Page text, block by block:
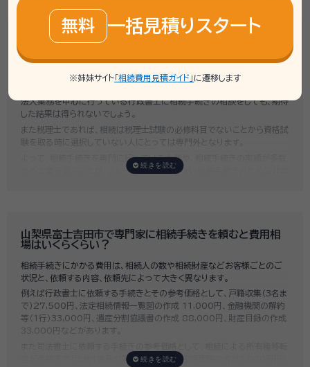
山梨県富士吉田市で専門家を選ぶ時のポイントは？
専門家選びで最も大切なのは、自宅近くに事務所があるかではなく、その
相続に関する実績が多くあるかどうか です。
法人業務を中心に行っている行政書士に相続手続きの相談をしても、期待
した結果は得られないでしょう。
また税理士であれば、相続は税理士試験の必修科目でないことから資格試
験を取る時に選択していない人にとっては専門外となります。
よって、相続手続きを専門に行っている士業や、相続手続きの実績が多数
ある士業を選ぶことが、スムーズで間違いのない相続手続きのために非常
山梨県富士吉田市で専門家に相続手続きを頼むと費用相
場はいくらくらい？
相続手続きにかかる費用は、相続人の数や相続財産などお客様ごとのご
状況と、依頼する内容、依頼先によって大きく異なります。
例えば行政書士に依頼する手続きとその参考価格として、戸籍収集（3名ま
で）27,500円、法定相続情報一覧図の作成 11,000円、金融機関の解約
等（1行）33,000円、遺産分割協議書の作成 88,000円、財産目録の作成
33,000円などがあります。
登記手続きで「土地1筆及び建物1棟（固定資産評価額の合計1,000万円）
無料 一括見積りスタート
※姉妹サイト 「相続費用見積ガイド」 に遷移します